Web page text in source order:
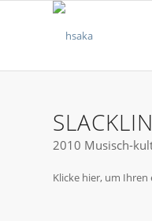
2010 Musisch-
Klicke hier, um